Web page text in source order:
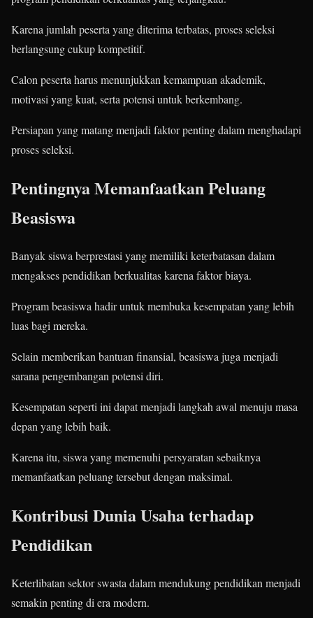
Karena jumlah peserta yang diterima terbatas, proses seleksi
berlangsung cukup kompetitif.
Calon peserta harus menunjukkan kemampuan akademik,
motivasi yang kuat, serta potensi untuk berkembang.
Persiapan yang matang menjadi faktor penting dalam menghadapi
proses seleksi.
Pentingnya Memanfaatkan Peluang
Beasiswa
Banyak siswa berprestasi yang memiliki keterbatasan dalam
mengakses pendidikan berkualitas karena faktor biaya.
Program beasiswa hadir untuk membuka kesempatan yang lebih
luas bagi mereka.
Selain memberikan bantuan finansial, beasiswa juga menjadi
sarana pengembangan potensi diri.
Kesempatan seperti ini dapat menjadi langkah awal menuju masa
depan yang lebih baik.
Karena itu, siswa yang memenuhi persyaratan sebaiknya
memanfaatkan peluang tersebut dengan maksimal.
Kontribusi Dunia Usaha terhadap
Pendidikan
Keterlibatan sektor swasta dalam mendukung pendidikan menjadi
semakin penting di era modern.